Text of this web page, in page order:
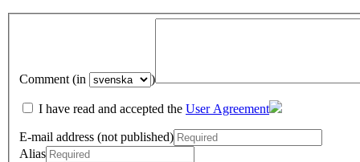
Comment (in )
I have read and accepted the User Agreement
E-mail address (not published)
Alias